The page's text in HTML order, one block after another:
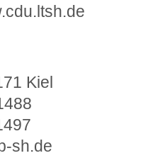
Kiel
sh.de